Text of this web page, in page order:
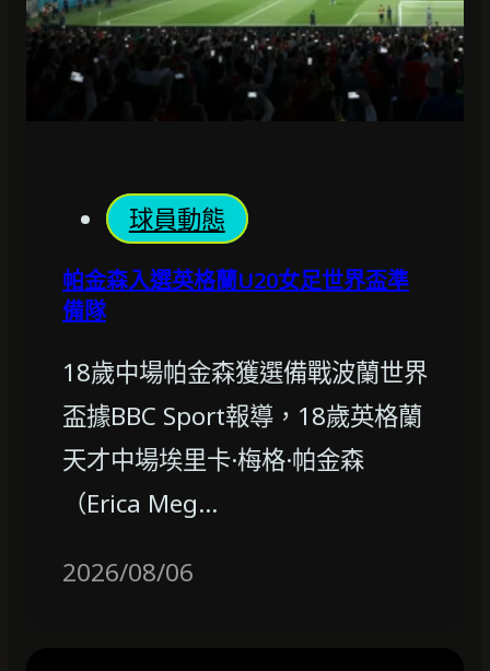
球員動態
帕金森入選英格蘭U20女足世界盃準
備隊
18歲中場帕金森獲選備戰波蘭世界
盃據BBC Sport報導，18歲英格蘭
天才中場埃里卡·梅格·帕金森
（Erica Meg…
2026/08/06